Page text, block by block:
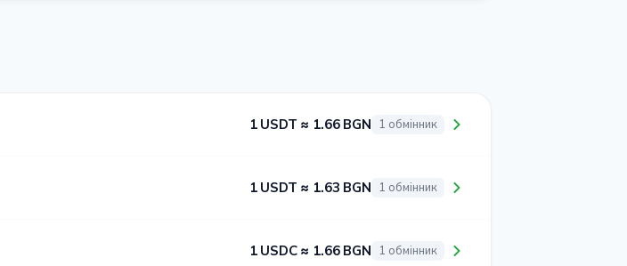
1 USDT ≈ 1.66 BGN 1 обмінник
1 USDT ≈ 1.63 BGN 1 обмінник
1 USDC ≈ 1.66 BGN 1 обмінник